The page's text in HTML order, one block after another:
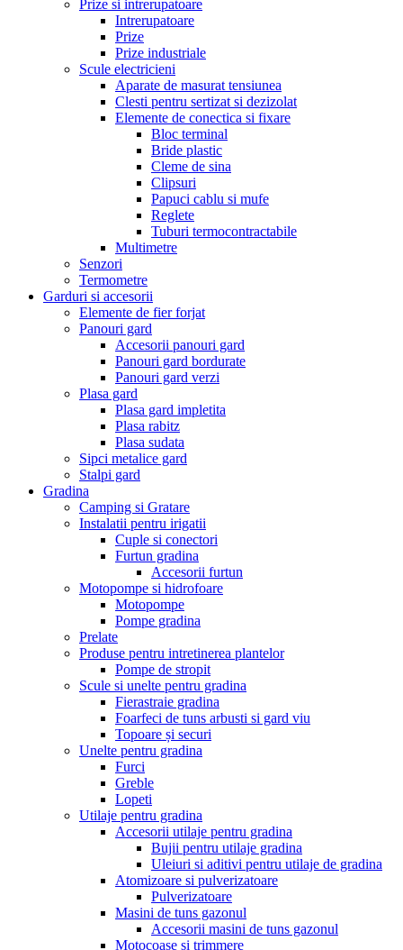
Prize si intrerupatoare
Intrerupatoare
Prize
Prize industriale
Scule electricieni
Aparate de masurat tensiunea
Clesti pentru sertizat si dezizolat
Elemente de conectica si fixare
Bloc terminal
Bride plastic
Cleme de sina
Clipsuri
Papuci cablu si mufe
Reglete
Tuburi termocontractabile
Multimetre
Senzori
Termometre
Garduri si accesorii
Elemente de fier forjat
Panouri gard
Accesorii panouri gard
Panouri gard bordurate
Panouri gard verzi
Plasa gard
Plasa gard impletita
Plasa rabitz
Plasa sudata
Sipci metalice gard
Stalpi gard
Gradina
Camping si Gratare
Instalatii pentru irigatii
Cuple si conectori
Furtun gradina
Accesorii furtun
Motopompe si hidrofoare
Motopompe
Pompe gradina
Prelate
Produse pentru intretinerea plantelor
Pompe de stropit
Scule si unelte pentru gradina
Fierastraie gradina
Foarfeci de tuns arbusti si gard viu
Topoare și securi
Unelte pentru gradina
Furci
Greble
Lopeti
Utilaje pentru gradina
Accesorii utilaje pentru gradina
Bujii pentru utilaje gradina
Uleiuri si aditivi pentru utilaje de gradina
Atomizoare si pulverizatoare
Pulverizatoare
Masini de tuns gazonul
Accesorii masini de tuns gazonul
Motocoase si trimmere